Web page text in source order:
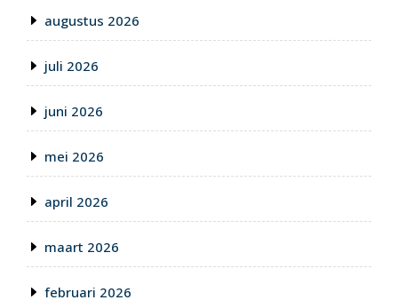
augustus 2026
juli 2026
juni 2026
mei 2026
april 2026
maart 2026
februari 2026